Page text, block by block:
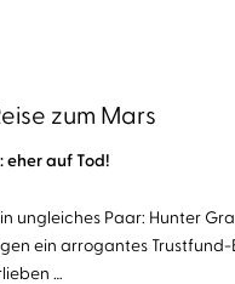
zum Mars
eher auf Tod!
Paar: Hunter
ein arrogantes
…